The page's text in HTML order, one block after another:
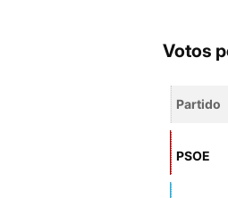
Votos
Partido
PSOE